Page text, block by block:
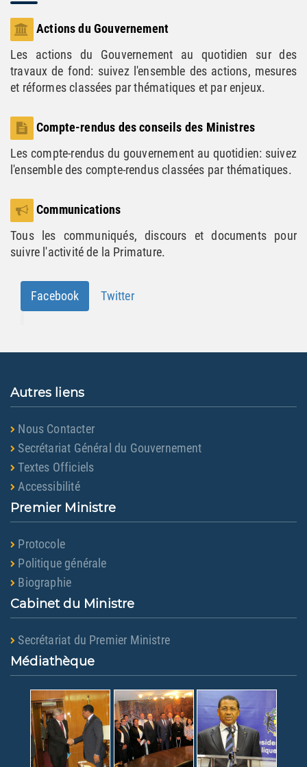
Actions du Gouvernement
Les actions du Gouvernement au quotidien sur des
travaux de fond: suivez l'ensemble des actions, mesures
et réformes classées par thématiques et par enjeux.
Compte-rendus des conseils des Ministres
Les compte-rendus du gouvernement au quotidien: suivez
l'ensemble des compte-rendus classées par thématiques.
Communications
Tous les communiqués, discours et documents pour
suivre l'activité de la Primature.
Facebook Twitter
Autres liens
Nous Contacter
Secrétariat Général du Gouvernement
Textes Officiels
Accessibilité
Premier Ministre
Protocole
Politique générale
Biographie
Cabinet du Ministre
Secrétariat du Premier Ministre
Médiathèque